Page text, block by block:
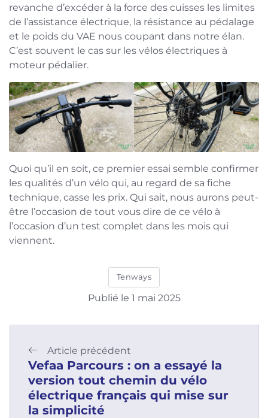
revanche d’excéder à la force des cuisses les limites
de l’assistance électrique, la résistance au pédalage
et le poids du VAE nous coupant dans notre élan.
C’est souvent le cas sur les vélos électriques à
moteur pédalier.
Quoi qu’il en soit, ce premier essai semble confirmer
les qualités d’un vélo qui, au regard de sa fiche
technique, casse les prix. Qui sait, nous aurons peut-
être l’occasion de tout vous dire de ce vélo à
l’occasion d’un test complet dans les mois qui
viennent.
Tenways
Publié le 1 mai 2025
Article précédent
Vefaa Parcours : on a essayé la
version tout chemin du vélo
électrique français qui mise sur
la simplicité